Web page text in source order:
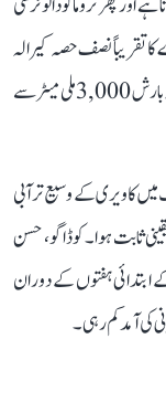
تقریباً نصف حصہ کیرالہ
میں واقع ہے، جہاں مغربی گھاٹ کے کئی علاقوں میں سالانہ بارش 3,000 ملی میٹر سے
میں کاویری کے وسیع تر آبی
ثابت ہوا۔ کوڈاگو، حسن
ابتدائی ہفتوں کے دوران
کی آمد کم رہی۔